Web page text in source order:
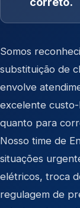
Somos
substituição de
envolve
excelente
quanto para
Nosso time de
situações
elétricos, troca
regulagem de